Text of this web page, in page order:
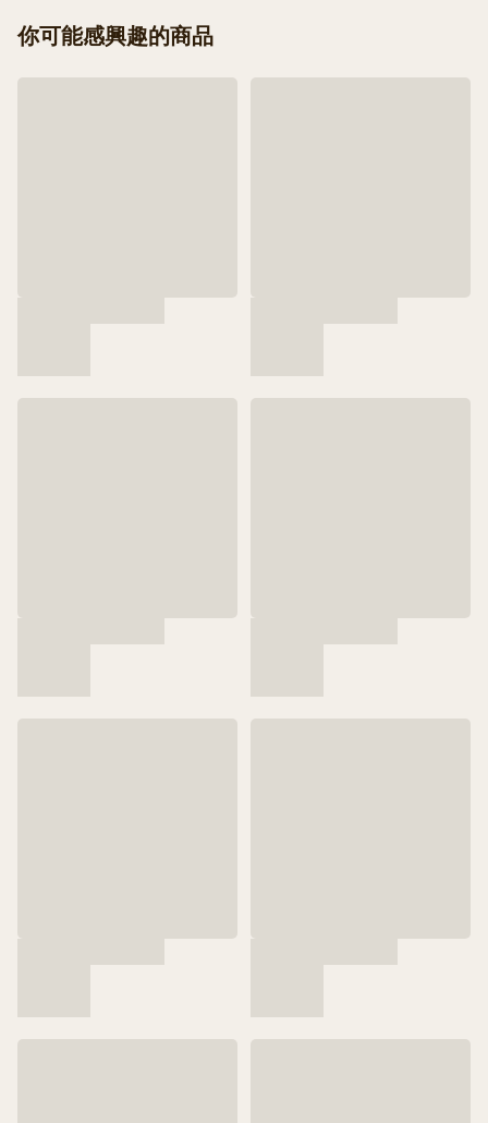
你可能感興趣的商品